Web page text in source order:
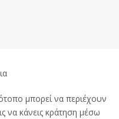
μπορεί να περιέχουν
να κάνεις κράτηση μέσω